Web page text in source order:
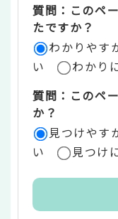
リ
ア
質問：このペ
たですか？
わかりやす
い
わかり
質問：このペ
か？
見つけやす
い
見つけ